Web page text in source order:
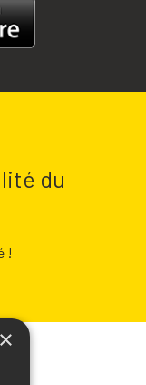
du
!
×